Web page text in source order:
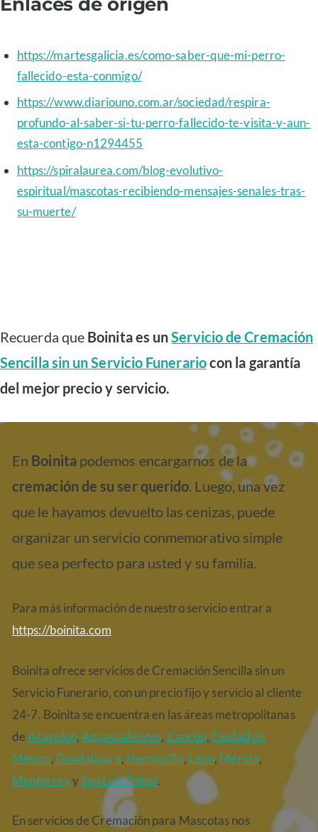
https://martesgalicia.es/como-saber-que-mi-perro-
fallecido-esta-conmigo/
https://www.diariouno.com.ar/sociedad/respira-
profundo-al-saber-si-tu-perro-fallecido-te-visita-y-aun-
esta-contigo-n1294455
https://spiralaurea.com/blog-evolutivo-
espiritual/mascotas-recibiendo-mensajes-senales-tras-
su-muerte/
Recuerda que Boinita es unServicio de Cremación
Sencilla sin un Servicio Funerariocon la garantía
del mejor precio y servicio.
En Boinita podemos encargarnos de la
cremación de su ser querido. Luego, una vez
que le hayamos devuelto las cenizas, puede
organizar un servicio conmemorativo simple
que sea perfecto para usted y su familia.
Para más información de nuestro servicio entrar a
https://boinita.com
Boinita ofrece servicios de Cremación Sencilla sin un
Servicio Funerario, con un precio fijo y servicio al cliente
24-7. Boinita se encuentra en las áreas metropolitanas
deAcapulco,Aguascalientes, Cancún,Ciudad de
México,Guadalajara, Hermosillo, León, Mérida,
MonterreyySan Luis Potosí.
En servicios de Cremación para Mascotas nos